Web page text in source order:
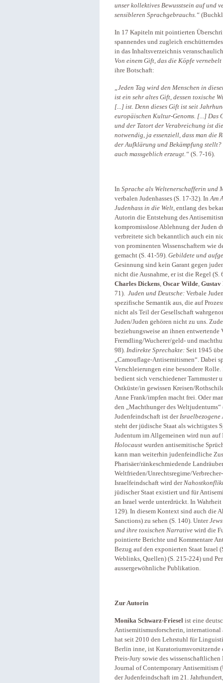
unser kollektives Bewusstsein auf und
sensibleren Sprachgebrauchs.“
In 17 Kapiteln mit pointierten
spannendes und zugleich
in das Inhaltsverzeichnis
Von einem Gift, das die Köpfe
ihre Botschaft:
„Jeden Tag wird den Menschen in
ist ein sehr altes Gift, dessen toxische
[...] ist. Denn dieses Gift ist seit
europäischen Kultur-Genoms. [...] Das
und der Tatort der Verabreichung ist
notwendig, ja essenziell, dass man die
der Aufklärung und Bekämpfung
auch massgeblich erzeugt.“ (S. 7-16).
In Sprache als Weltenerschafferin und
verbalen Judenhasses (S. 17-32). InAm
Judenhass in die Welt, entlang des
Autorin die Entstehung des
kompromisslose Ablehnung der Juden
verbreitete sich bekanntlich auch ein
von prominenten Wissenschaftern wie
gemacht (S. 41-59). Gebildete und
Gesinnung sind kein Garant gegen
nicht die Ausnahme, er ist die Regel
Charles Dickens, Oscar Wilde, Gustav
71). Juden und Deutsche: Verbale
spezifische Semantik aus, die auf
nicht als Teil der Gesellschaft
Juden/Juden gehören nicht zu uns.
beziehungsweise an ihnen
Fremdling/Wucherer/geld- und
98). Indirekte Sprechakte: Seit 1945
„Camouflage-Antisemitismen“. Dabei
Verschleierungen eine besondere
bedient sich verschiedener Tarnmuster
Ostküste/in gewissen Kreisen/
Anne Frank/impfen macht frei. Oder
den „Machthunger des
Judenfeindschaft ist derIsraelbezogene
steht der jüdische Staat als wichtigstes
Judentum im Allgemeinen wird nun auf
Holocaust wurden antisemitische
kann man weiterhin judenfeindliche
Pharisäer/ränkeschmiedende
Weltfrieden/Unrechtsregime/
Israelfeindschaft wird der
jüdischer Staat existiert und für
an Israel werde unterdrückt. In
129). In diesem Kontext sind auch die
Sanctions) zu sehen (S. 140). Unter
und ihre toxischen Narrative wird die
pointierte Berichte und Kommentare
Bezug auf den exponierten Staat
Weblinks, Quellen) (S. 215-224) und
aussergewöhnliche Publikation.
Zur Autorin
Monika Schwarz-Friesel ist eine
Antisemitismusforscherin, international
hat seit 2010 den Lehrstuhl für
Berlin inne, ist
Preis-Jury sowie des
Journal of Contemporary Antisemitism
der Judenfeindschaft im 21.